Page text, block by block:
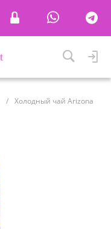
/ Холодный чай Arizona